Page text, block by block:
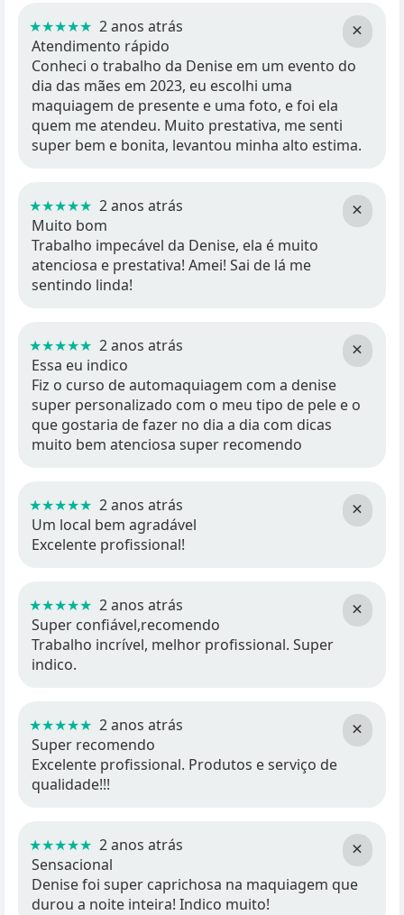
×
★★★★★ 2 anos atrás
Atendimento rápido
Conheci o trabalho da Denise em um evento do
dia das mães em 2023, eu escolhi uma
maquiagem de presente e uma foto, e foi ela
quem me atendeu. Muito prestativa, me senti
super bem e bonita, levantou minha alto estima.
×
★★★★★ 2 anos atrás
Muito bom
Trabalho impecável da Denise, ela é muito
atenciosa e prestativa! Amei! Sai de lá me
sentindo linda!
×
★★★★★ 2 anos atrás
Essa eu indico
Fiz o curso de automaquiagem com a denise
super personalizado com o meu tipo de pele e o
que gostaria de fazer no dia a dia com dicas
muito bem atenciosa super recomendo
×
★★★★★ 2 anos atrás
Um local bem agradável
Excelente profissional!
×
★★★★★ 2 anos atrás
Super confiável,recomendo
Trabalho incrível, melhor profissional. Super
indico.
×
★★★★★ 2 anos atrás
Super recomendo
Excelente profissional. Produtos e serviço de
qualidade!!!
×
★★★★★ 2 anos atrás
Sensacional
Denise foi super caprichosa na maquiagem que
durou a noite inteira! Indico muito!